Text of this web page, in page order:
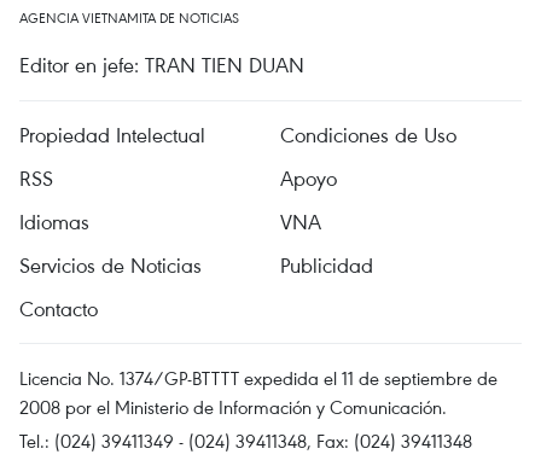
AGENCIA VIETNAMITA DE NOTICIAS
Editor en jefe: TRAN TIEN DUAN
Propiedad Intelectual
Condiciones de Uso
RSS
Apoyo
Idiomas
VNA
Servicios de Noticias
Publicidad
Contacto
Licencia No. 1374/GP-BTTTT expedida el 11 de septiembre de
2008 por el Ministerio de Información y Comunicación.
Tel.: (024) 39411349 - (024) 39411348, Fax: (024) 39411348